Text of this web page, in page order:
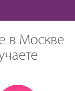
в Москве